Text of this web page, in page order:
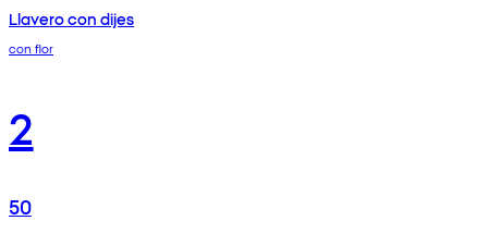
Llavero con dijes
con flor
2
50